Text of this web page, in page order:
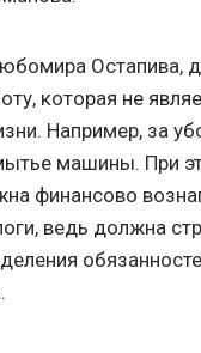
Остапива,
которая не
Например, за
машины. При
финансово
ведь должна